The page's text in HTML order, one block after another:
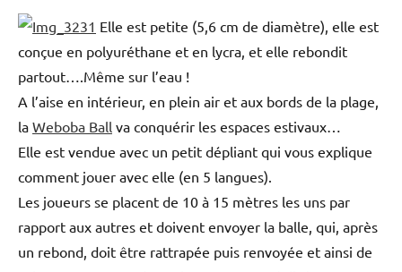
Elle est petite (5,6 cm de diamètre), elle est
conçue en polyuréthane et en lycra, et elle rebondit
partout….Même sur l’eau !
A l’aise en intérieur, en plein air et aux bords de la plage,
la Weboba Ball va conquérir les espaces estivaux…
Elle est vendue avec un petit dépliant qui vous explique
comment jouer avec elle (en 5 langues).
Les joueurs se placent de 10 à 15 mètres les uns par
rapport aux autres et doivent envoyer la balle, qui, après
un rebond, doit être rattrapée puis renvoyée et ainsi de